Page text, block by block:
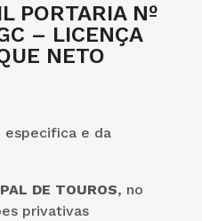
PORTARIA Nº
– LICENÇA
NETO
especifica e da
DE TOUROS, no
privativas